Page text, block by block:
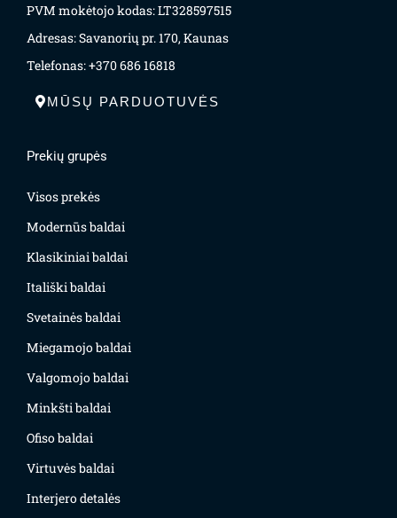
PVM mokėtojo kodas: LT328597515
Adresas: Savanorių pr. 170, Kaunas
Telefonas: +370 686 16818
MŪSŲ PARDUOTUVĖS
Prekių grupės
Visos prekės
Modernūs baldai
Klasikiniai baldai
Itališki baldai
Svetainės baldai
Miegamojo baldai
Valgomojo baldai
Minkšti baldai
Ofiso baldai
Virtuvės baldai
Interjero detalės